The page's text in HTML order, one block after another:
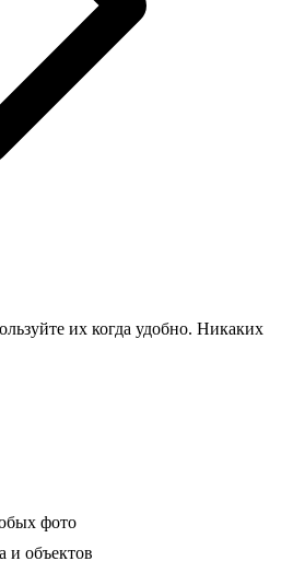
их когда удобно. Никаких
фото
и объектов